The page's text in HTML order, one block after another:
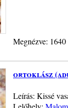
Megnézve:
ortoklász
Leírás: Kissé